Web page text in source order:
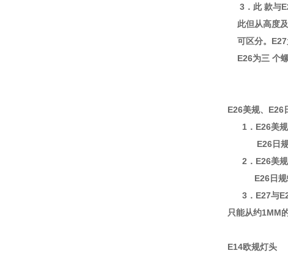
3．此 款与
此但从高度
可区分。E27
E26为三 个螺
E26美规、E26
1．E26美规
E26日规此
2．E26美规
E26日规螺
3．E27与
只能从约
E14欧规灯头